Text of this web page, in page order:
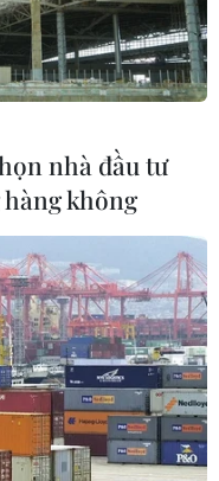
vận
nhà đầu tư
không